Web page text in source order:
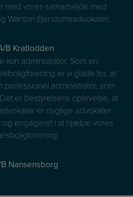
med vores samarbejde med
Wantzin Ejendomsadvokater.
B Kratlodden
kun administrator. Som en
er vi glade for, at
administrator, som
er bestyrelsens oplevelse, at
er dygtige advokater
og engageret i at hjælpe vores
Nansensborg